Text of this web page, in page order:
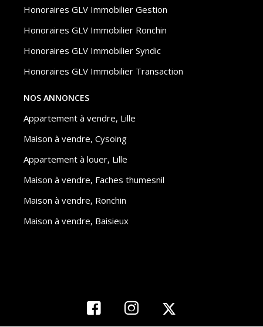
Honoraires GLV Immobilier Gestion
Honoraires GLV Immobilier Ronchin
Honoraires GLV Immobilier Syndic
Honoraires GLV Immobilier Transaction
NOS ANNONCES
Appartement à vendre, Lille
Maison à vendre, Cysoing
Appartement à louer, Lille
Maison à vendre, Faches thumesnil
Maison à vendre, Ronchin
Maison à vendre, Baisieux